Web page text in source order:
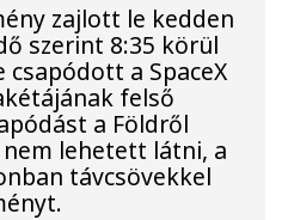
zajlott le kedden
szerint 8:35 körül
a SpaceX
felső
a Földről
lehetett látni, a
távcsövekkel